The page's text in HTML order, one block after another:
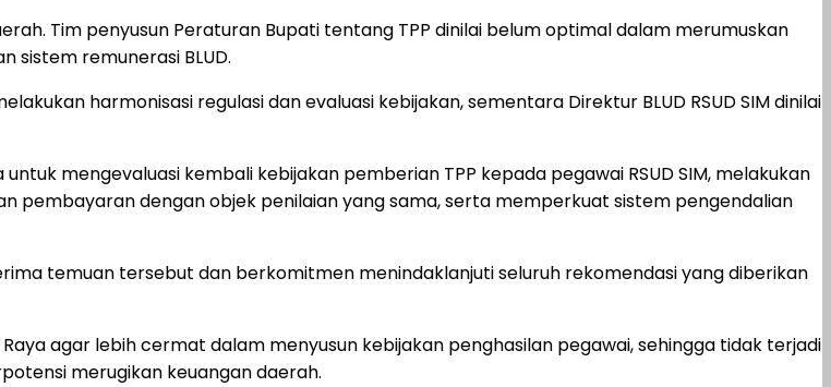
Tim penyusun Peraturan Bupati tentang TPP dinilai belum optimal dalam merumuskan
remunerasi BLUD.
harmonisasi regulasi dan evaluasi kebijakan, sementara Direktur BLUD RSUD SIM dinilai
mengevaluasi kembali kebijakan pemberian TPP kepada pegawai RSUD SIM, melakukan
pembayaran dengan objek penilaian yang sama, serta memperkuat sistem pengendalian
temuan tersebut dan berkomitmen menindaklanjuti seluruh rekomendasi yang diberikan
agar lebih cermat dalam menyusun kebijakan penghasilan pegawai, sehingga tidak terjadi
merugikan keuangan daerah.